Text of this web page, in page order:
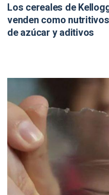
Los cereales de
venden como
de azúcar y aditivos